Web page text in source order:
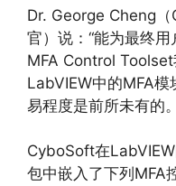
Dr. George Cheng
官）说：“能为最终
MFA Control
LabVIEW中的MFA
易程度是前所未有的
CyboSoft在
包中嵌入了下列MFA